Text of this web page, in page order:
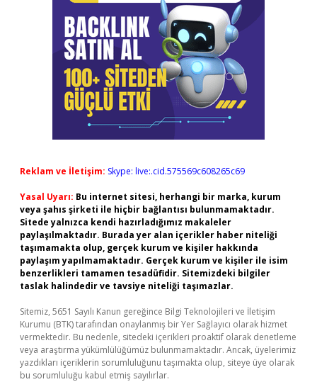
Reklam ve İletişim: Skype: live:.cid.575569c608265c69
Yasal Uyarı: Bu internet sitesi, herhangi bir marka, kurum
veya şahıs şirketi ile hiçbir bağlantısı bulunmamaktadır.
Sitede yalnızca kendi hazırladığımız makaleler
paylaşılmaktadır. Burada yer alan içerikler haber niteliği
taşımamakta olup, gerçek kurum ve kişiler hakkında
paylaşım yapılmamaktadır. Gerçek kurum ve kişiler ile isim
benzerlikleri tamamen tesadüfidir. Sitemizdeki bilgiler
taslak halindedir ve tavsiye niteliği taşımazlar.
Sitemiz, 5651 Sayılı Kanun gereğince Bilgi Teknolojileri ve İletişim
Kurumu (BTK) tarafından onaylanmış bir Yer Sağlayıcı olarak hizmet
vermektedir. Bu nedenle, sitedeki içerikleri proaktif olarak denetleme
veya araştırma yükümlülüğümüz bulunmamaktadır. Ancak, üyelerimiz
yazdıkları içeriklerin sorumluluğunu taşımakta olup, siteye üye olarak
bu sorumluluğu kabul etmiş sayılırlar.